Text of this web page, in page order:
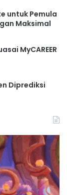
untuk Pemula
Maksimal
MyCAREER
Diprediksi